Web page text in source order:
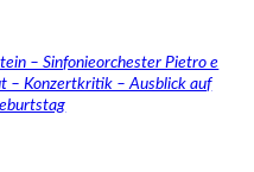
– Sinfonieorchester Pietro e
– Konzertkritik – Ausblick auf